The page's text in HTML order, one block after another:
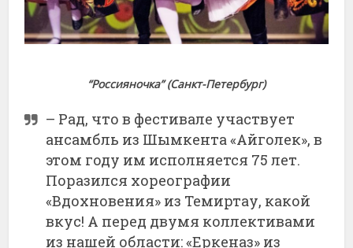
“Россияночка” (Санкт-Петербург)
– Рад, что в фестивале участвует
ансамбль из Шымкента «Айголек», в
этом году им исполняется 75 лет.
Поразился хореографии
«Вдохновения» из Темиртау, какой
вкус! А перед двумя коллективами
из нашей области: «Еркеназ» из